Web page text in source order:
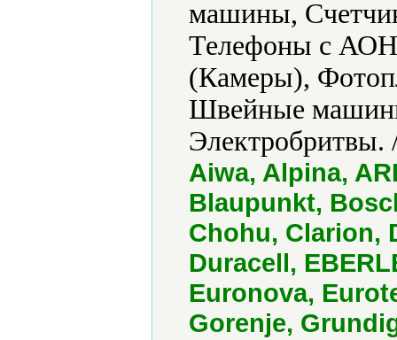
машины,
Телефоны с
(Камеры),
Швейные
Aiwa, Alpina,
Blaupunkt,
Chohu, Clarion,
Duracell,
Euronova,
Gorenje,